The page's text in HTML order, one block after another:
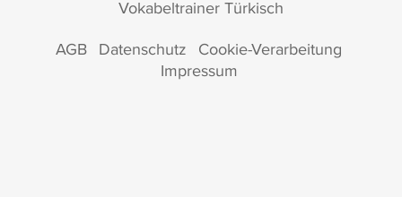
Vokabeltrainer Türkisch
AGB Datenschutz Cookie-Verarbeitung
Impressum